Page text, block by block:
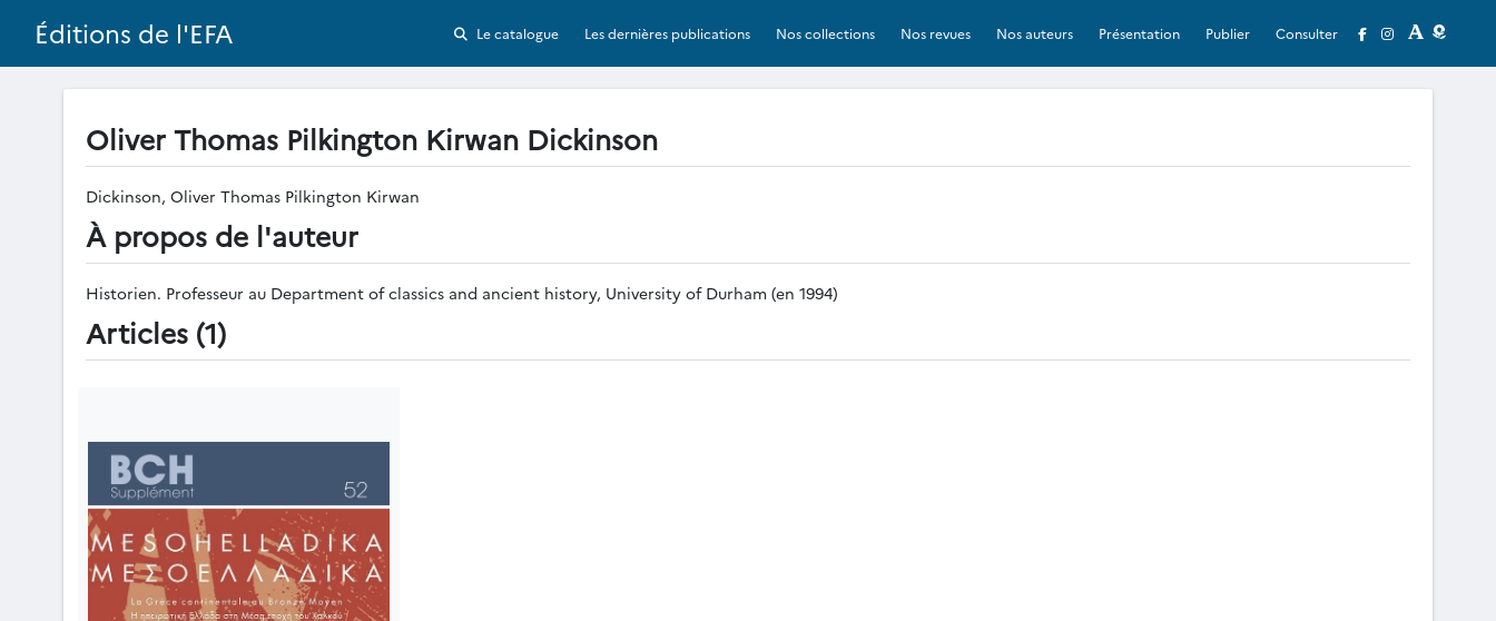
Éditions de l'EFA Le catalogue Les dernières publications Nos collections Nos revues Nos auteurs Présentation Publier Consulter
Oliver Thomas Pilkington Kirwan Dickinson
Dickinson, Oliver Thomas Pilkington Kirwan
À propos de l'auteur
Historien. Professeur au Department of classics and ancient history, University of Durham (en 1994)
Articles (1)